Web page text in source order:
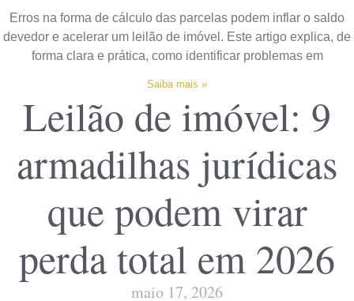
Erros na forma de cálculo das parcelas podem inflar o saldo
devedor e acelerar um leilão de imóvel. Este artigo explica, de
forma clara e prática, como identificar problemas em
Saiba mais »
Leilão de imóvel: 9
armadilhas jurídicas
que podem virar
perda total em 2026
maio 17, 2026